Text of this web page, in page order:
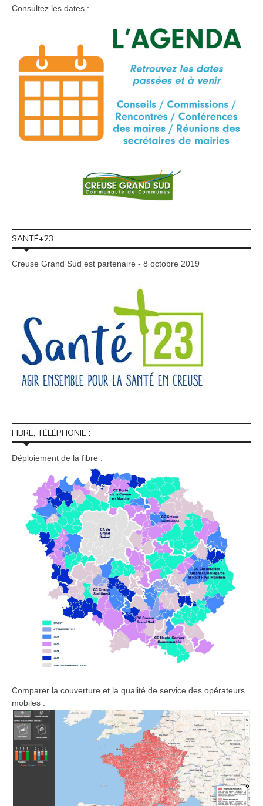
Consultez les dates :
SANTÉ+23
Creuse Grand Sud est partenaire - 8 octobre 2019
FIBRE, TÉLÉPHONIE :
Déploiement de la fibre :
Comparer la couverture et la qualité de service des opérateurs
mobiles :